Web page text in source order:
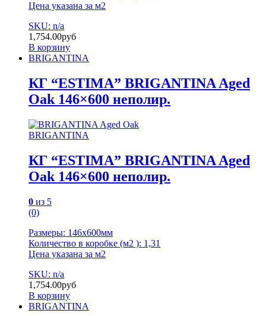
Цена указана за м2
SKU: n/a
1,754.00руб
В корзину
BRIGANTINA
КГ “ESTIMA” BRIGANTINA Aged
Oak 146×600 неполир.
BRIGANTINA
КГ “ESTIMA” BRIGANTINA Aged
Oak 146×600 неполир.
0 из 5
(0)
Размеры: 146х600мм
Количество в коробке (м2 ): 1,31
Цена указана за м2
SKU: n/a
1,754.00руб
В корзину
BRIGANTINA